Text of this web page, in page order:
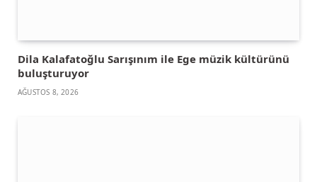
Dila Kalafatoğlu Sarışınım ile Ege müzik kültürünü
buluşturuyor
AĞUSTOS 8, 2026